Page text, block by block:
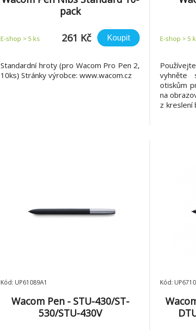
pack
E-shop > 5 ks 261 Kč Koupit
Standardní hroty (pro Wacom Pro Pen 2,
10ks) Stránky výrobce: www.wacom.cz
E-shop > 5
vyhněte
otiskům
na
z kreslení
Kód: UP61089A1
Wacom Pen - STU-430/ST-
530/STU-430V
Kód: UP6710